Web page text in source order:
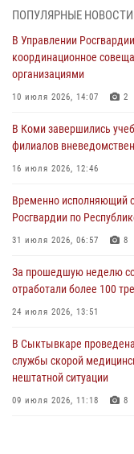
законодательстве в
оружие за нарушения
02 августа 2026, 06:17
В Койгородском районе
31 июля 2026, 10:55
Временно исполняющий
31 июля 2026, 06:57 8
В Усинске росгвардейцы
В Санкт-Петербурге
Всероссийского
28 июля 2026, 15:09 12
ПОПУЛЯРНЫЕ НОВОСТИ
В Управлении
координационное
организациями
10 июля 2026, 14:07 2
В Коми завершились
филиалов
16 июля 2026, 12:46
Временно исполняющий
Росгвардии по
31 июля 2026, 06:57 8
За прошедшую неделю
отработали более 100
24 июля 2026, 13:51
В Сыктывкаре
службы скорой
нештатной ситуации
09 июля 2026, 11:18 8